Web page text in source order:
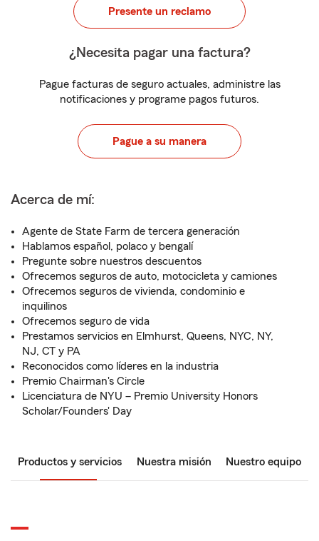
Presente un reclamo
¿Necesita pagar una factura?
Pague facturas de seguro actuales, administre las
notificaciones y programe pagos futuros.
Pague a su manera
Acerca de mí:
Agente de State Farm de tercera generación
Hablamos español, polaco y bengalí
Pregunte sobre nuestros descuentos
Ofrecemos seguros de auto, motocicleta y camiones
Ofrecemos seguros de vivienda, condominio e
inquilinos
Ofrecemos seguro de vida
Prestamos servicios en Elmhurst, Queens, NYC, NY,
NJ, CT y PA
Reconocidos como líderes en la industria
Premio Chairman's Circle
Licenciatura de NYU – Premio University Honors
Scholar/Founders' Day
Productos y servicios Nuestra misión Nuestro equipo